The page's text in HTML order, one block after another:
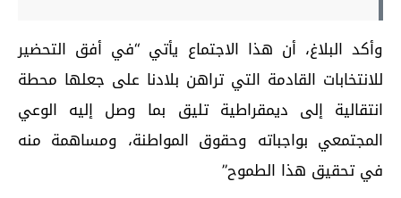
وأكد البلاغ، أن هذا الاجتماع يأتي “في أفق التحضير
للانتخابات القادمة التي تراهن بلادنا على جعلها محطة
انتقالية إلى ديمقراطية تليق بما وصل إليه الوعي
المجتمعي بواجباته وحقوق المواطنة، ومساهمة منه
في تحقيق هذا الطموح”